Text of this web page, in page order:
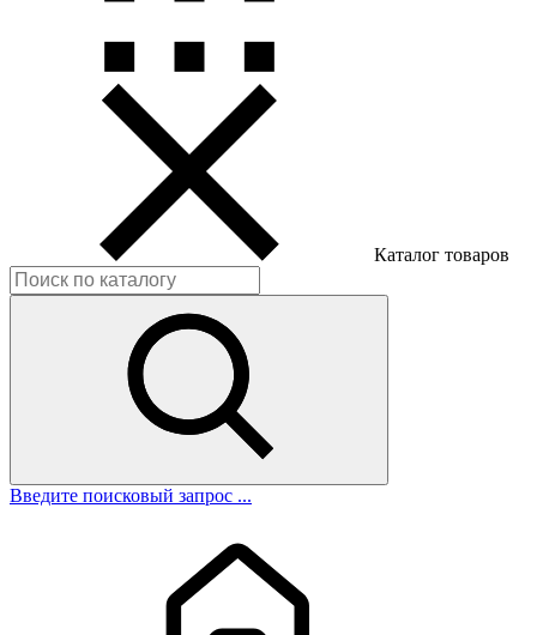
Каталог товаров
Введите поисковый запрос ...